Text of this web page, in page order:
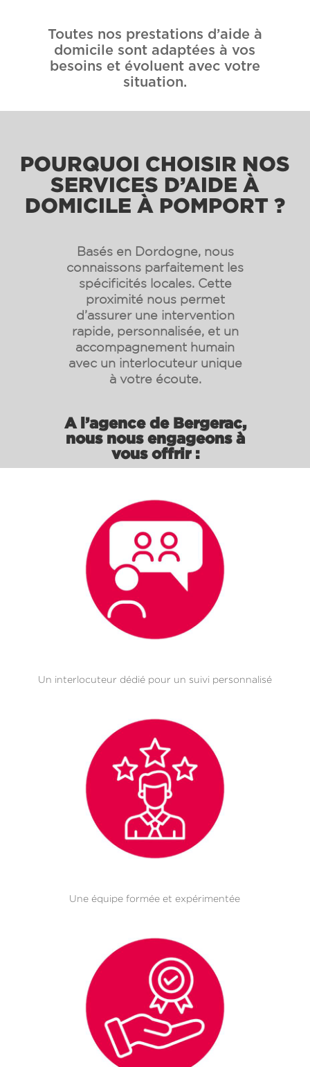
Toutes nos prestations d’aide à
domicile sont adaptées à vos
besoins et évoluent avec votre
situation.
POURQUOI CHOISIR NOS
SERVICES D’AIDE À
DOMICILE À POMPORT ?
Basés en Dordogne, nous
connaissons parfaitement les
spécificités locales. Cette
proximité nous permet
d’assurer une intervention
rapide, personnalisée, et un
accompagnement humain
avec un interlocuteur unique
à votre écoute.
A l’agence de Bergerac,
nous nous engageons à
vous offrir :
Un interlocuteur dédié pour un suivi personnalisé
Une équipe formée et expérimentée